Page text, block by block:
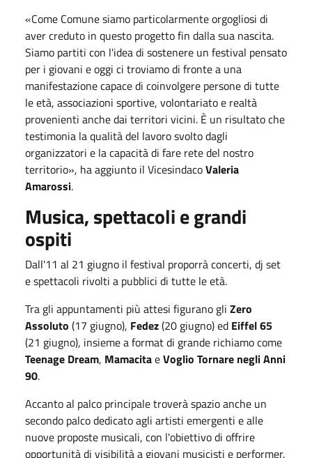
«Come Comune siamo particolarmente orgogliosi di
aver creduto in questo progetto fin dalla sua nascita.
Siamo partiti con l'idea di sostenere un festival pensato
per i giovani e oggi ci troviamo di fronte a una
manifestazione capace di coinvolgere persone di tutte
le età, associazioni sportive, volontariato e realtà
provenienti anche dai territori vicini. È un risultato che
testimonia la qualità del lavoro svolto dagli
organizzatori e la capacità di fare rete del nostro
territorio», ha aggiunto il VicesindacoValeria
Amarossi.
Musica, spettacoli e grandi
ospiti
Dall'11 al 21 giugno il festival proporrà concerti, dj set
e spettacoli rivolti a pubblici di tutte le età.
Tra gli appuntamenti più attesi figurano gli Zero
Assoluto (17 giugno), Fedez(20 giugno) ed Eiffel 65
(21 giugno), insieme a format di grande richiamo come
Teenage Dream, MamacitaeVoglio Tornare negli Anni
90.
Accanto al palco principale troverà spazio anche un
secondo palco dedicato agli artisti emergenti e alle
nuove proposte musicali, con l'obiettivo di offrire
opportunità di visibilità a giovani musicisti e performer.